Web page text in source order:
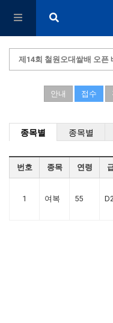
제14회 철원오대쌀배 오픈
안내 접수
종목별 종목별
번호 종목 연령
1 여복 55